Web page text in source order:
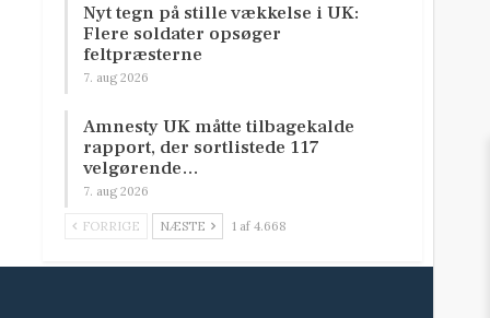
Nyt tegn på stille vækkelse i UK:
Flere soldater opsøger
feltpræsterne
7. aug 2026
Amnesty UK måtte tilbagekalde
rapport, der sortlistede 117
velgørende…
7. aug 2026
FORRIGE NÆSTE 1 af 4.668